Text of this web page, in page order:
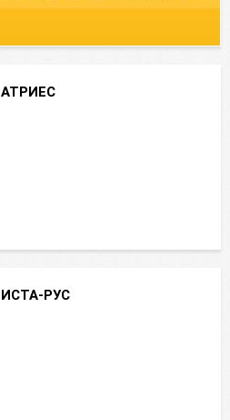
АТРИЕС
ИСТА-РУС